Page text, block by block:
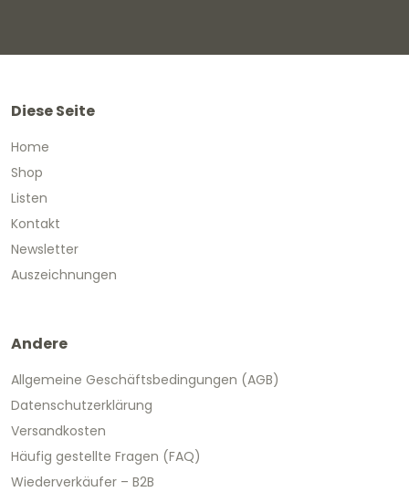
Diese Seite
Home
Shop
Listen
Kontakt
Newsletter
Auszeichnungen
Andere
Allgemeine Geschäftsbedingungen (AGB)
Datenschutzerklärung
Versandkosten
Häufig gestellte Fragen (FAQ)
Wiederverkäufer – B2B